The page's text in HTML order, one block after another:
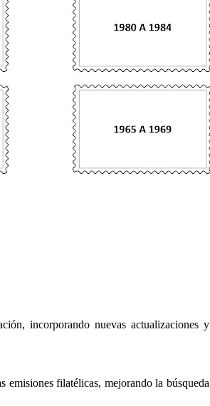
incorporando nuevas actualizaciones y
emisiones filatélicas, mejorando la búsqueda